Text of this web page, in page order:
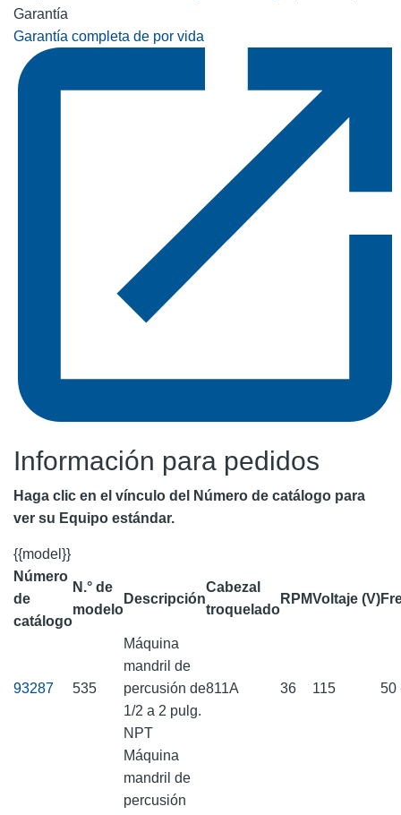
Garantía
Garantía completa de por vida
Información para pedidos
Haga clic en el vínculo del Número de catálogo para
ver su Equipo estándar.
{{model}}
Número
de
catálogo
N.° de
modelo
Descripción
Cabezal
troquelado
RPMVoltaje (V)
93287 535
Máquina
mandril de
percusión de
1/2 a 2 pulg.
NPT
811A 36 115 50
Máquina
mandril de
percusión